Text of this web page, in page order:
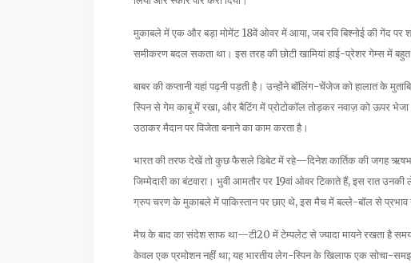
मुकाबले में एक और बड़ा मोमेंट 18वें ओवर में आया, जब रवि बिश्नोई की गेंद पर
समीकरण बदल सकता था। इस तरह की छोटी खामियां हाई-प्रेशर गेम्स में बहुत
बाबर की कप्तानी यहां पढ़नी पड़ती है। उन्होंने बॉलिंग-चेंजेज को हालात के
स्पिन से गेम काबू में रखा, और बैटिंग में प्रोटोकॉल तोड़कर नवाज़ को ऊपर
उठाकर मैदान पर विजेता बनाने का काम करता है।
भारत की तरफ देखें तो कुछ फैसले डिबेट में रहे—दिनेश कार्तिक की जगह
जिम्मेदारी का बंटवारा। भुवी आमतौर पर 19वां ओवर टिकाते हैं, इस रात
ग्रुप चरण के मुकाबले में पाकिस्तान पर छाए थे, इस मैच में बल्ले-बॉल से प्रभाव
मैच के बाद का संदेश साफ था—टी20 में टेम्पलेट से ज्यादा मायने रखता है
केवल एक प्रमोशन नहीं था; यह भारतीय लेग-स्पिन के खिलाफ एक सोचा-